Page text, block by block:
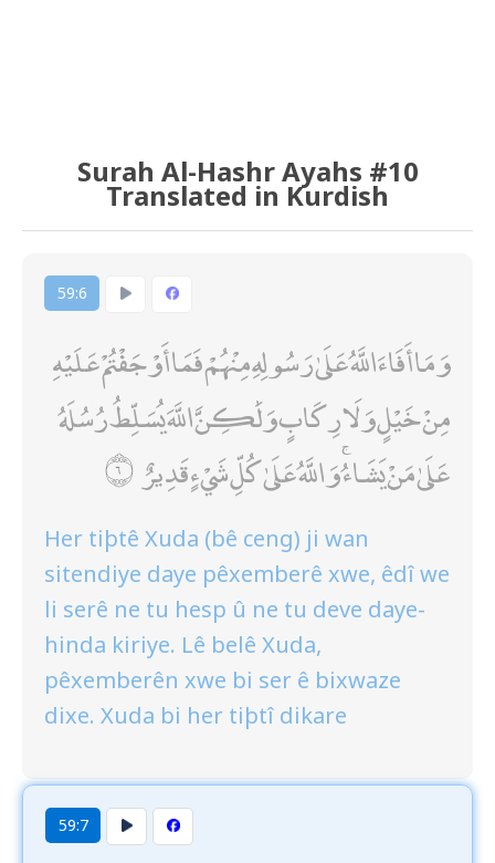
Surah Al-Hashr Ayahs #10
Translated in Kurdish
59:6
وَمَا أَفَاءَ اللَّهُ عَلَىٰ رَسُولِهِ مِنْهُمْ فَمَا أَوْجَفْتُمْ عَلَيْهِ
مِنْ خَيْلٍ وَلَا رِكَابٍ وَلَٰكِنَّ اللَّهَ يُسَلِّطُ رُسُلَهُ
عَلَىٰ مَنْ يَشَاءُ ۚ وَاللَّهُ عَلَىٰ كُلِّ شَيْءٍ قَدِيرٌ
Her tiþtê Xuda (bê ceng) ji wan
sitendiye daye pêxemberê xwe, êdî we
li serê ne tu hesp û ne tu deve daye-
hinda kiriye. Lê belê Xuda,
pêxemberên xwe bi ser ê bixwaze
dixe. Xuda bi her tiþtî dikare
59:7